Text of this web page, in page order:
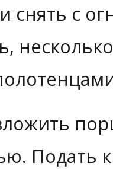
снять с